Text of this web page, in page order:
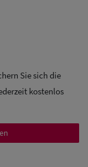
Sie sich die
kostenlos